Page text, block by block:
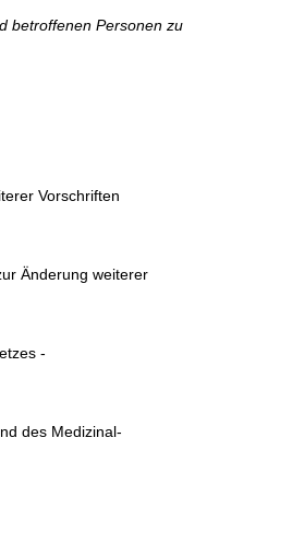
betroffenen Personen zu
Vorschriften
Änderung weiterer
-
des Medizinal-